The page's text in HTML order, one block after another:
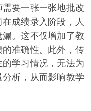
要一张一张地批改
成绩录入阶段，人
。这不仅增加了教
准确性。此外，传
学习情况，无法为
析，从而影响教学